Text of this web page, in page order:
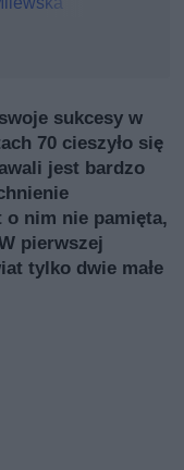
sukcesy w
70 cieszyło się
jest bardzo
o nim nie pamięta,
pierwszej
tylko dwie małe